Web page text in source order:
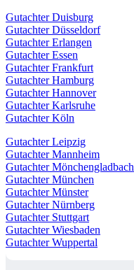
Gutachter Duisburg
Gutachter Düsseldorf
Gutachter Erlangen
Gutachter Essen
Gutachter Frankfurt
Gutachter Hamburg
Gutachter Hannover
Gutachter Karlsruhe
Gutachter Köln
Gutachter Leipzig
Gutachter Mannheim
Gutachter Mönchengladbach
Gutachter München
Gutachter Münster
Gutachter Nürnberg
Gutachter Stuttgart
Gutachter Wiesbaden
Gutachter Wuppertal